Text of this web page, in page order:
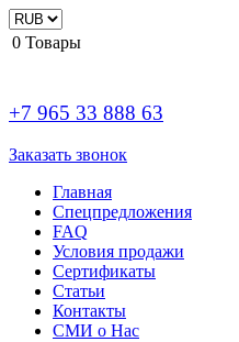
0 Товары
+7 965 33 888 63
Заказать звонок
Главная
Спецпредложения
FAQ
Условия продажи
Сертификаты
Статьи
Контакты
СМИ о Нас